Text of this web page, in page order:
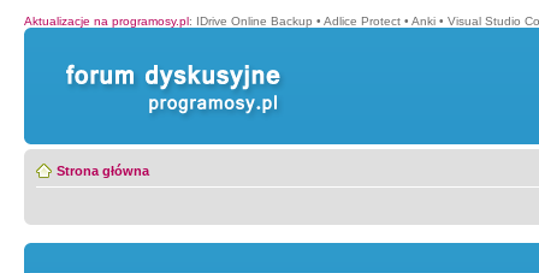
Aktualizacje na programosy.pl: IDrive Online Backup • Adlice Protect • Anki • Visual Studio
Strona główna